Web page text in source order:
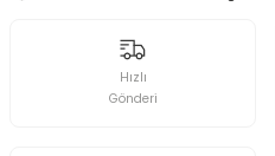
Hızlı
Gönderi